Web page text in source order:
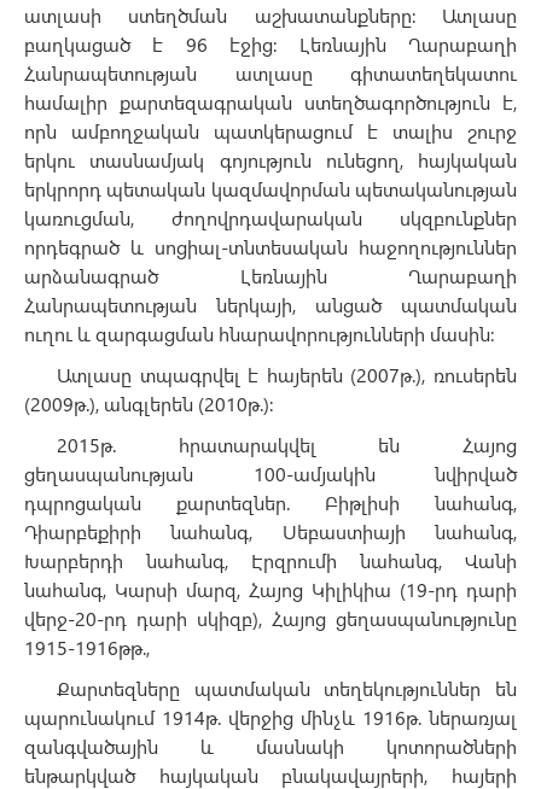
ատլասի ստեղծման աշխատանքները: Ատլասը
բաղկացած է 96 էջից: Լեռնային Ղարաբաղի
Հանրապետության ատլասը գիտատեղեկատու
համալիր քարտեզագրական ստեղծագործություն է,
որն ամբողջական պատկերացում է տալիս շուրջ
երկու տասնամյակ գոյություն ունեցող, հայկական
երկրորդ պետական կազմավորման պետականության
կառուցման, ժողովրդավարական սկզբունքներ
որդեգրած և սոցիալ-տնտեսական հաջողություններ
արձանագրած Լեռնային Ղարաբաղի
Հանրապետության ներկայի, անցած պատմական
ուղու և զարգացման հնարավորությունների մասին:
Ատլասը տպագրվել է հայերեն (2007թ.), ռուսերեն
(2009թ.), անգլերեն (2010թ.):
2015թ. հրատարակվել են Հայոց
ցեղասպանության 100-ամյակին նվիրված
դպրոցական քարտեզներ. Բիթլիսի նահանգ,
Դիարբեքիրի նահանգ, Սեբաստիայի նահանգ,
Խարբերդի նահանգ, Էրզրումի նահանգ, Վանի
նահանգ, Կարսի մարզ, Հայոց Կիլիկիա (19-րդ դարի
վերջ-20-րդ դարի սկիզբ), Հայոց ցեղասպանությունը
1915-1916թթ.,
Քարտեզները պատմական տեղեկություններ են
պարունակում 1914թ. վերջից մինչև 1916թ. ներառյալ
զանգվածային և մասնակի կոտորածների
ենթարկված հայկական բնակավայրերի, հայերի